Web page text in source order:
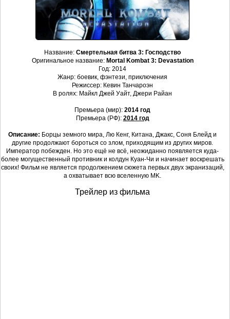
Название: Смертельная битва 3: Господство
Оригинальное название: Mortal Kombat 3: Devastation
Год: 2014
Жанр: боевик, фэнтези, приключения
Режиссер: Кевин Танчароэн
В ролях: Майкл Джей Уайт, Джери Райан
Премьера (мир): 2014 год
Премьера (РФ): 2014 год
Описание: Борцы земного мира, Лю Кенг, Китана, Джакс, Соня Блейд и
другие продолжают бороться со злом, приходящим из других миров.
Император побежден. Но это ещё не всё, неожиданно появляется куда-
более могущественный противник и колдун Куан-Чи и начинает воскрешать
своих! Фильм не является продолжением сюжета первых двух экранизаций,
а охватывает всю вселенную MK.
Трейлер из фильма